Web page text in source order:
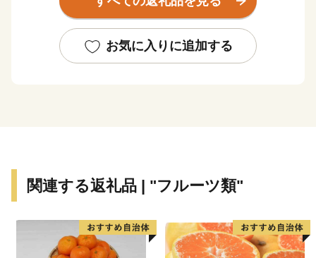
て楽しめるまちです。
こそば」、「盛岡冷麺」、「盛岡じゃじゃ麺」は盛岡三
大麺として観光客にも人気でお土産、返礼品の定番商品
お気に入りに追加する
関連する返礼品 | "フルーツ類"